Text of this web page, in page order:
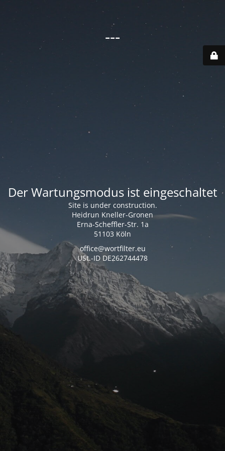
---
Der Wartungsmodus ist eingeschaltet
Site is under construction.
Heidrun Kneller-Gronen
Erna-Scheffler-Str. 1a
51103 Köln
office@wortfilter.eu
USt.-ID DE262744478